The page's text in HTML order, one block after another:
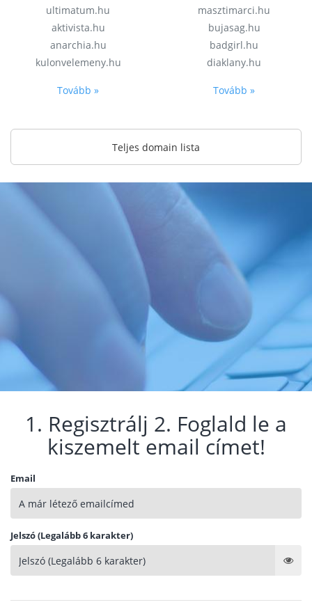
ultimatum.hu
aktivista.hu
anarchia.hu
kulonvelemeny.hu
Tovább »
masztimarci.hu
bujasag.hu
badgirl.hu
diaklany.hu
Tovább »
Teljes domain lista
1. Regisztrálj 2. Foglald le a
kiszemelt email címet!
Email
Jelszó (Legalább 6 karakter)